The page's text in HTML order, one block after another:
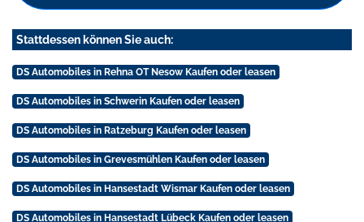
Stattdessen können Sie auch:
DS Automobiles in Rehna OT Nesow Kaufen oder leasen
DS Automobiles in Schwerin Kaufen oder leasen
DS Automobiles in Ratzeburg Kaufen oder leasen
DS Automobiles in Grevesmühlen Kaufen oder leasen
DS Automobiles in Hansestadt Wismar Kaufen oder leasen
DS Automobiles in Hansestadt Lübeck Kaufen oder leasen